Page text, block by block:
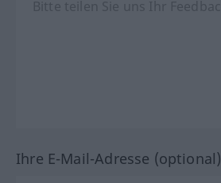
Ihre E-Mail-Adresse (optional)